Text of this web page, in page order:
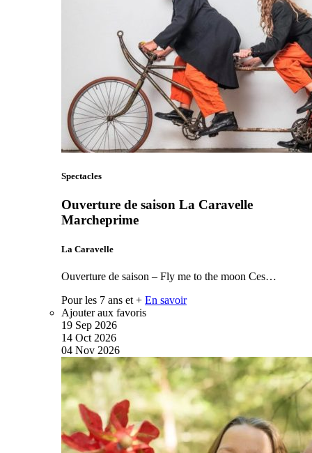
Spectacles
Ouverture de saison La Caravelle
Marcheprime
La Caravelle
Ouverture de saison – Fly me to the moon Ces…
Pour les 7 ans et + En savoir
Ajouter aux favoris
19 Sep 2026
14 Oct 2026
04 Nov 2026